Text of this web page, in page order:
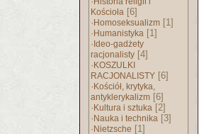
Kościoła [6]
· Homoseksualizm [1]
· Humanistyka [1]
· Ideo-gadżety
racjonalisty [4]
· KOSZULKI
RACJONALISTY [6]
· Kościół, krytyka,
antyklerykalizm [6]
· Kultura i sztuka [2]
· Nauka i technika [3]
· Nietzsche [1]